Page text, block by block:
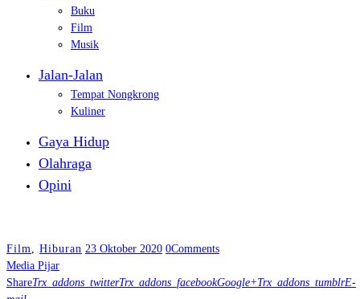
Buku
Film
Musik
Jalan-Jalan
Tempat Nongkrong
Kuliner
Gaya Hidup
Olahraga
Opini
Film Hiburan 23 Oktober 2020 0Comments
Media Pijar
ShareTrx_addons_twitterTrx_addons_facebookGoogle+Trx_addons_tumblrE-